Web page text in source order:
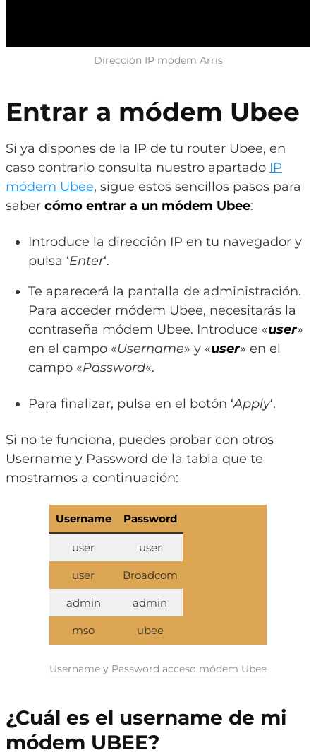
Dirección IP módem Arris
Entrar a módem Ubee
Si ya dispones de la IP de tu router Ubee, en
caso contrario consulta nuestro apartado IP
módem Ubee, sigue estos sencillos pasos para
saber cómo entrar a un módem Ubee:
Introduce la dirección IP en tu navegador y
pulsa ‘Enter‘.
Te aparecerá la pantalla de administración.
Para acceder módem Ubee, necesitarás la
contraseña módem Ubee. Introduce «user»
en el campo «Username» y «user» en el
campo «Password«.
Para finalizar, pulsa en el botón ‘Apply‘.
Si no te funciona, puedes probar con otros
Username y Password de la tabla que te
mostramos a continuación:
Username Password
user user
user Broadcom
admin admin
mso ubee
Username y Password acceso módem Ubee
¿Cuál es el username de mi
módem UBEE?